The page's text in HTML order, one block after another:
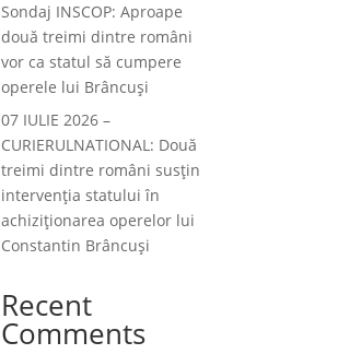
Sondaj INSCOP: Aproape
două treimi dintre români
vor ca statul să cumpere
operele lui Brâncuși
07 IULIE 2026 –
CURIERULNATIONAL: Două
treimi dintre români susțin
intervenția statului în
achiziționarea operelor lui
Constantin Brâncuși
Recent
Comments